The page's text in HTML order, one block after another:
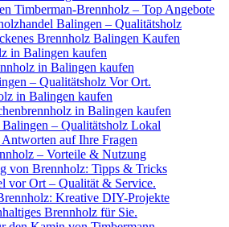
Timberman-Brennholz – Top Angebote
Balingen – Qualitätsholz
Brennholz Balingen Kaufen
in Balingen kaufen
in Balingen kaufen
– Qualitätsholz Vor Ort.
in Balingen kaufen
in Balingen kaufen
– Qualitätsholz Lokal
auf Ihre Fragen
– Vorteile & Nutzung
von Brennholz: Tipps & Tricks
vor Ort – Qualität & Service.
Kreative DIY-Projekte
Brennholz für Sie.